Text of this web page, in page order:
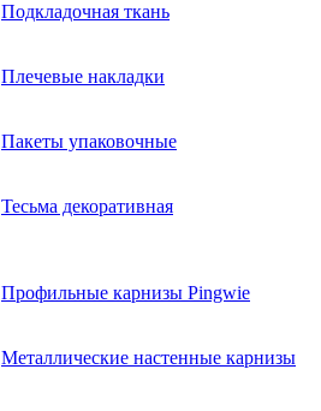
Подкладочная ткань
Плечевые накладки
Пакеты упаковочные
Тесьма декоративная
Профильные карнизы Pingwie
Металлические настенные карнизы